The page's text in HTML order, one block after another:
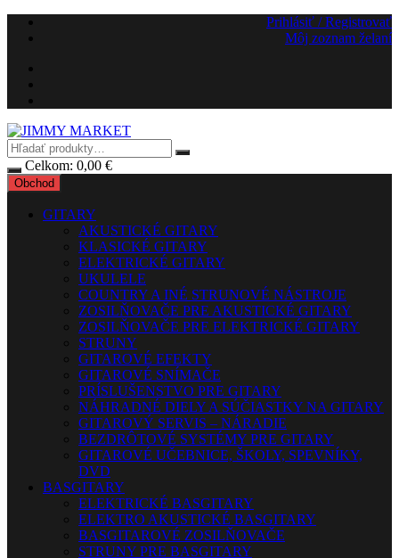
Preskočiť
Prihlásiť / Registrovať
Môj zoznam želaní
Celkom: 0,00 €
Obchod
GITARY
AKUSTICKÉ GITARY
KLASICKÉ GITARY
ELEKTRICKÉ GITARY
UKULELE
COUNTRY A INÉ STRUNOVÉ NÁSTROJE
ZOSILŇOVAČE PRE AKUSTICKÉ GITARY
ZOSILŇOVAČE PRE ELEKTRICKÉ GITARY
STRUNY
GITAROVÉ EFEKTY
GITAROVÉ SNÍMAČE
PRÍSLUŠENSTVO PRE GITARY
NÁHRADNÉ DIELY A SÚČIASTKY NA GITARY
GITAROVÝ SERVIS – NÁRADIE
BEZDRÔTOVÉ SYSTÉMY PRE GITARY
GITAROVÉ UČEBNICE, ŠKOLY, SPEVNÍKY,
DVD
BASGITARY
ELEKTRICKÉ BASGITARY
ELEKTRO AKUSTICKÉ BASGITARY
BASGITAROVÉ ZOSILŇOVAČE
STRUNY PRE BASGITARY